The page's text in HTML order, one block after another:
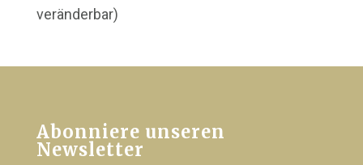
veränderbar)
Abonniere unseren
Newsletter